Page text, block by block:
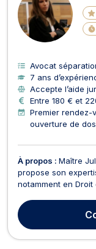
Avocat
7 ans
Accepte l’aide
Entre 180 € et
Premier rendez-
ouverture de
À propos : Maître
propose son
notamment en
Indemnisation des
de réactivité, Maître